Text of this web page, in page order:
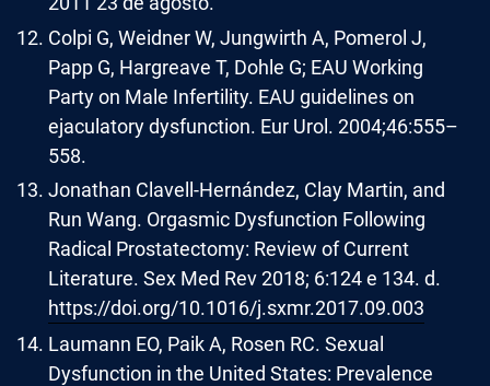
Colpi G, Weidner W, Jungwirth A, Pomerol J,
Papp G, Hargreave T, Dohle G; EAU Working
Party on Male Infertility. EAU guidelines on
ejaculatory dysfunction. Eur Urol. 2004;46:555–
558.
Jonathan Clavell-Hernández, Clay Martin, and
Run Wang. Orgasmic Dysfunction Following
Radical Prostatectomy: Review of Current
Literature. Sex Med Rev 2018; 6:124 e 134. d.
https://doi.org/10.1016/j.sxmr.2017.09.003
Laumann EO, Paik A, Rosen RC. Sexual
Dysfunction in the United States: Prevalence